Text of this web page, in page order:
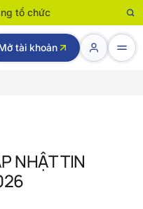
tổ chức
tài khoản
NHẬT TIN